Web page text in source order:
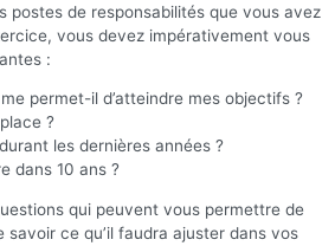
postes de responsabilités que vous avez
vous devez impérativement vous
:
permet-il d’atteindre mes objectifs ?
?
les dernières années ?
dans 10 ans ?
qui peuvent vous permettre de
savoir ce qu’il faudra ajuster dans vos